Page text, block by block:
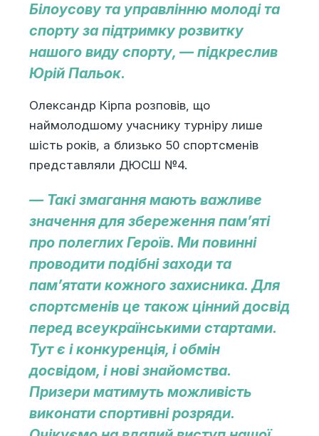
Білоусову та управлінню молоді та
спорту за підтримку розвитку
нашого виду спорту, — підкреслив
Юрій Пальок.
Олександр Кірпа розповів, що
наймолодшому учаснику турніру лише
шість років, а близько 50 спортсменів
представляли ДЮСШ №4.
— Такі змагання мають важливе
значення для збереження пам’яті
про полеглих Героїв. Ми повинні
проводити подібні заходи та
пам’ятати кожного захисника. Для
спортсменів це також цінний досвід
перед всеукраїнськими стартами.
Тут є і конкуренція, і обмін
досвідом, і нові знайомства.
Призери матимуть можливість
виконати спортивні розряди.